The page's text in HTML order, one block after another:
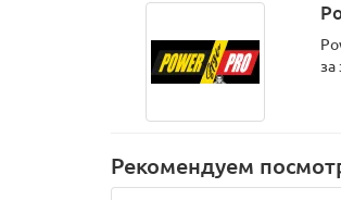
за
Рекомендуем